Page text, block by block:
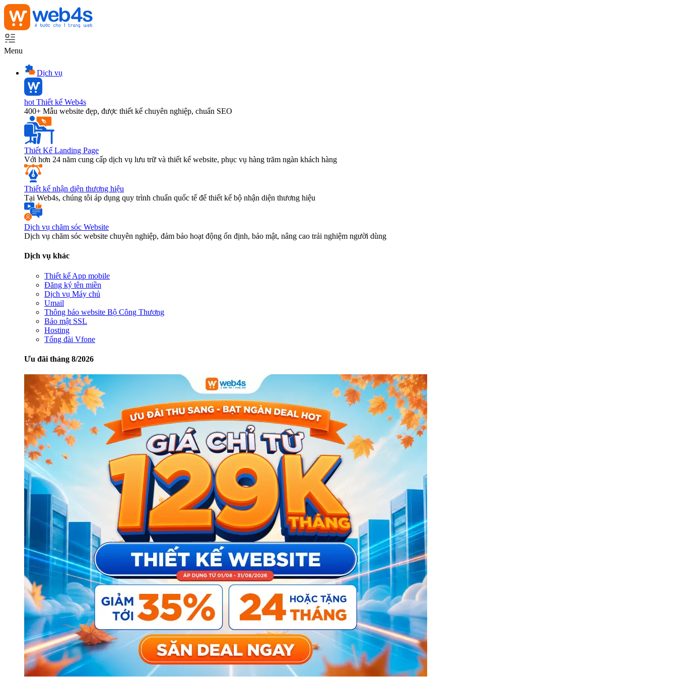
Menu
Dịch vụ
hot Thiết kế Web4s
400+ Mẫu website đẹp, được thiết kế chuyên nghiệp, chuẩn SEO
Thiết Kế Landing Page
Với hơn 24 năm cung cấp dịch vụ lưu trữ và thiết kế website, phục vụ hàng trăm ngàn khách hàng
Thiết kế nhận diện thương hiệu
Tại Web4s, chúng tôi áp dụng quy trình chuẩn quốc tế để thiết kế bộ nhận diện thương hiệu
Dịch vụ chăm sóc Website
Dịch vụ chăm sóc website chuyên nghiệp, đảm bảo hoạt động ổn định, bảo mật, nâng cao trải nghiệm người dùng
Dịch vụ khác
Thiết kế App mobile
Đăng ký tên miền
Dịch vụ Máy chủ
Umail
Thông báo website Bộ Công Thương
Bảo mật SSL
Hosting
Tổng đài Vfone
Ưu đãi tháng 8/2026